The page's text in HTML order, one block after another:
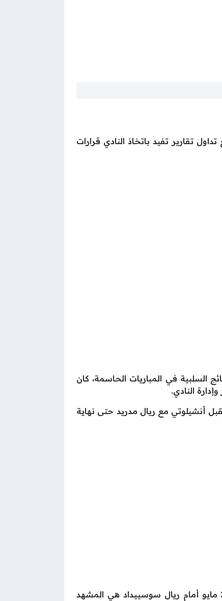
تقارير تفيد باتخاذ النادي قرارات
في المباريات الحاسمة، كان
النادي.
أنشيلوتي مع ريال مدريد حتى نهاية
ومع ذلك، تشير المؤشرات إلى أن أيام أنشيلوتي في سانتياغو برنابيو باتت معدودة، وقد تكون مباراة 25 مايو أمام ريال سوسييداد هي المشهد